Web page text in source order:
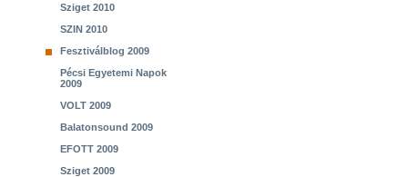
Sziget 2010
SZIN 2010
Fesztiválblog 2009
Pécsi Egyetemi Napok
2009
VOLT 2009
Balatonsound 2009
EFOTT 2009
Sziget 2009